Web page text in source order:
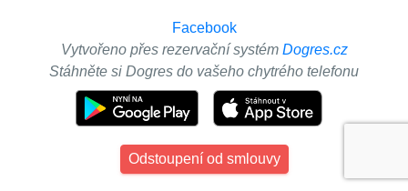
Facebook
Vytvořeno přes rezervační systém Dogres.cz
Stáhněte si Dogres do vašeho chytrého telefonu
Odstoupení od smlouvy